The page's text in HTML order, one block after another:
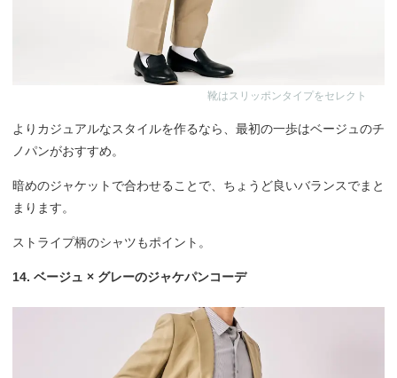
靴はスリッポンタイプをセレクト
よりカジュアルなスタイルを作るなら、最初の一歩はベージュのチ
ノパンがおすすめ。
暗めのジャケットで合わせることで、ちょうど良いバランスでまと
まります。
ストライプ柄のシャツもポイント。
14. ベージュ × グレーのジャケパンコーデ